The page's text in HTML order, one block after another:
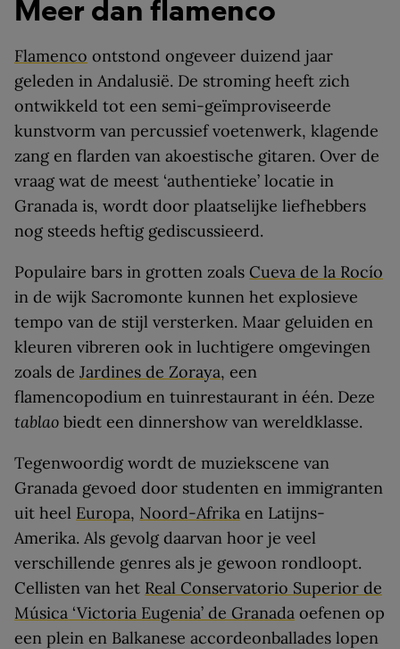
Meer dan flamenco
Flamenco ontstond ongeveer duizend jaar
geleden in Andalusië. De stroming heeft zich
ontwikkeld tot een semi-geïmproviseerde
kunstvorm van percussief voetenwerk, klagende
zang en flarden van akoestische gitaren. Over de
vraag wat de meest ‘authentieke’ locatie in
Granada is, wordt door plaatselijke liefhebbers
nog steeds heftig gediscussieerd.
Populaire bars in grotten zoals Cueva de la Rocío
in de wijk Sacromonte kunnen het explosieve
tempo van de stijl versterken. Maar geluiden en
kleuren vibreren ook in luchtigere omgevingen
zoals de Jardines de Zoraya, een
flamencopodium en tuinrestaurant in één. Deze
tablao biedt een dinnershow van wereldklasse.
Tegenwoordig wordt de muziekscene van
Granada gevoed door studenten en immigranten
uit heel Europa, Noord-Afrika en Latijns-
Amerika. Als gevolg daarvan hoor je veel
verschillende genres als je gewoon rondloopt.
Cellisten van het Real Conservatorio Superior de
Música ‘Victoria Eugenia’ de Granada oefenen op
een plein en Balkanese accordeonballades lopen